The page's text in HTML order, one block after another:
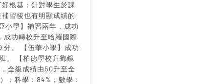
根基；針對學生於課
習後也有明顯成績的
小學】補習兩年，成功
成功轉校升至哈羅國際
分。 【伍華小學】成功
。 【柏德學校升鄧鏡
全級成績由50升至全
；科學：84%；數學：